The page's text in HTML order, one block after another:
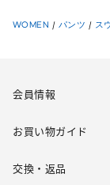
WOMEN / パンツ / ス
会員情報
お買い物ガイド
交換・返品